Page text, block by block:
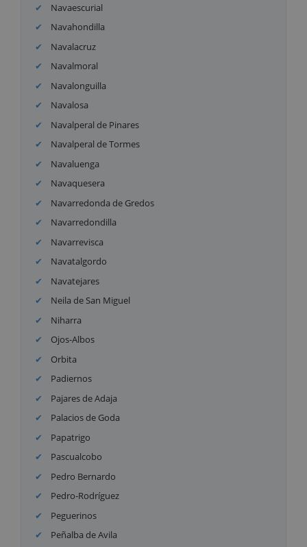
Navaescurial
Navahondilla
Navalacruz
Navalmoral
Navalonguilla
Navalosa
Navalperal de Pinares
Navalperal de Tormes
Navaluenga
Navaquesera
Navarredonda de Gredos
Navarredondilla
Navarrevisca
Navatalgordo
Navatejares
Neila de San Miguel
Niharra
Ojos-Albos
Orbita
Padiernos
Pajares de Adaja
Palacios de Goda
Papatrigo
Pascualcobo
Pedro Bernardo
Pedro-Rodríguez
Peguerinos
Peñalba de Avila